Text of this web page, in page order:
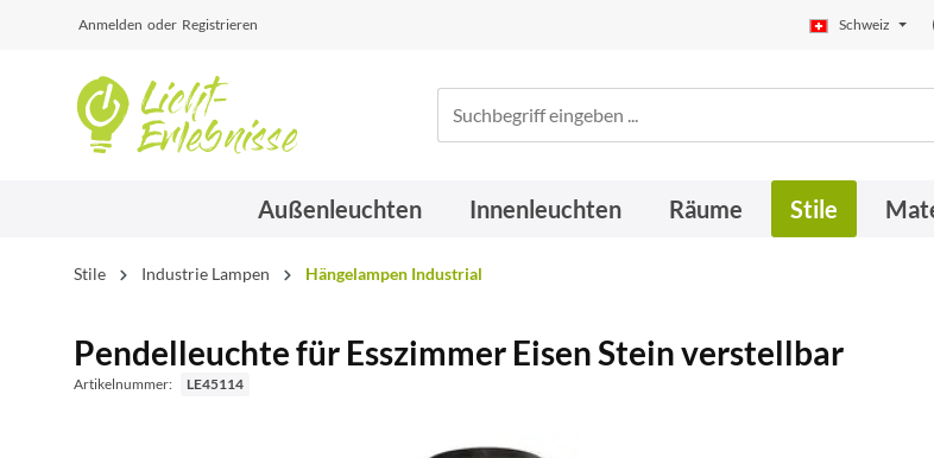
Anmelden oder Registrieren Schweiz
Außenleuchten Innenleuchten Räume Stile
Stile Industrie Lampen Hängelampen Industrial
Pendelleuchte für Esszimmer Eisen Stein verstellbar
Artikelnummer: LE45114